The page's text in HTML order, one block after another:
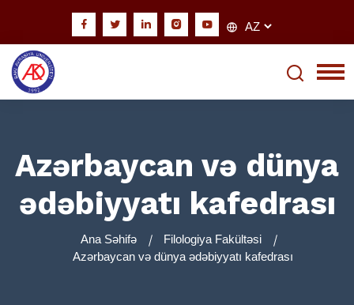
Azərbaycan və dünya
ədəbiyyatı kafedrası
Ana Səhifə
Filologiya Fakültəsi
Azərbaycan və dünya ədəbiyyatı kafedrası